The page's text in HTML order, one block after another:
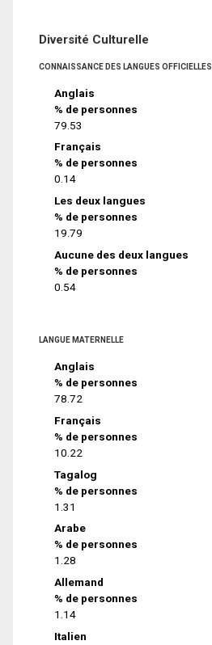
Diversité Culturelle
CONNAISSANCE DES LANGUES OFFICIELLES
Anglais
% de personnes
79.53
Français
% de personnes
0.14
Les deux langues
% de personnes
19.79
Aucune des deux langues
% de personnes
0.54
LANGUE MATERNELLE
Anglais
% de personnes
78.72
Français
% de personnes
10.22
Tagalog
% de personnes
1.31
Arabe
% de personnes
1.28
Allemand
% de personnes
1.14
Italien